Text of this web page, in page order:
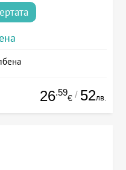
26.59
€ / 52лв.